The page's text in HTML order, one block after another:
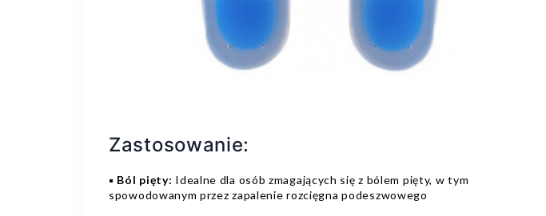
Zastosowanie:
▪️ Ból pięty: Idealne dla osób zmagających się z bólem pięty, w tym
spowodowanym przez zapalenie rozcięgna podeszwowego